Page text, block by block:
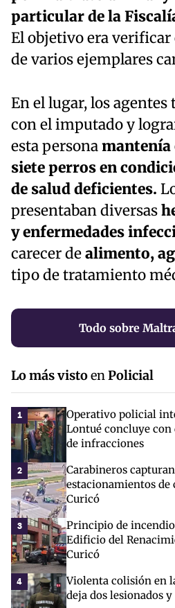
particular de la
El objetivo era verificar
de varios ejemplares
En el lugar, los
con el imputado y
esta personamantenía
siete perros en
de salud deficientes.
presentaban diversas
y enfermedades
carecer dealimento,
tipo de tratamiento
Todo sobre
Lo más vistoenPolicial
1
Operativo policial
Lontué concluye con
de infracciones
2
Carabineros
estacionamientos
Curicó
3
Principio de
Edificio del
Curicó
4
Violenta colisión en
deja dos lesionados